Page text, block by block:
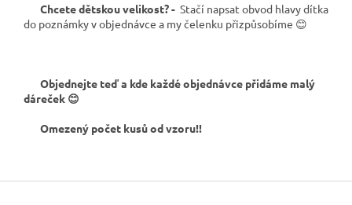
Chcete dětskou velikost? - Stačí napsat obvod hlavy dítka
do poznámky v objednávce a my čelenku přizpůsobíme 😊
Objednejte teď a kde každé objednávce přidáme malý
dáreček 😊
Omezený počet kusů od vzoru!!
Z